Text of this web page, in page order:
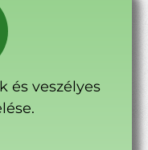
és veszélyes